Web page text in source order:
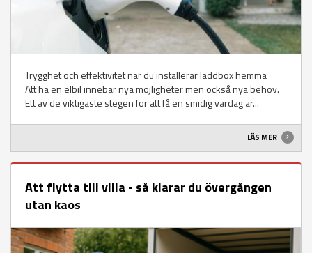
Trygghet och effektivitet när du installerar laddbox hemma
Att ha en elbil innebär nya möjligheter men också nya behov.
Ett av de viktigaste stegen för att få en smidig vardag är...
LÄS MER
Att flytta till villa - så klarar du övergången
utan kaos